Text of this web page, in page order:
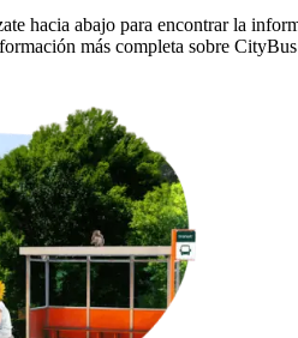
hacia abajo para encontrar la
más completa sobre